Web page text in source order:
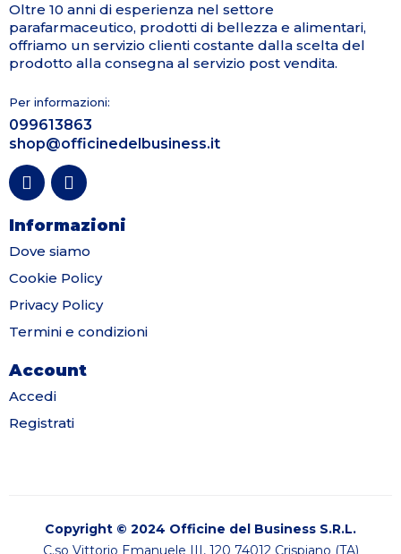
Oltre 10 anni di esperienza nel settore
parafarmaceutico, prodotti di bellezza e alimentari,
offriamo un servizio clienti costante dalla scelta del
prodotto alla consegna al servizio post vendita.
Per informazioni:
099613863
shop@officinedelbusiness.it
Informazioni
Dove siamo
Cookie Policy
Privacy Policy
Termini e condizioni
Account
Accedi
Registrati
Copyright © 2024 Officine del Business S.R.L.
C.so Vittorio Emanuele III, 120 74012 Crispiano (TA)